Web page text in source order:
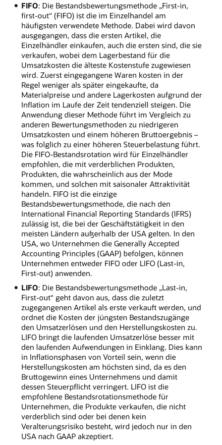
FIFO: Die Bestandsbewertungsmethode „First-in,
first-out“ (FIFO) ist die im Einzelhandel am
häufigsten verwendete Methode. Dabei wird davon
ausgegangen, dass die ersten Artikel, die
Einzelhändler einkaufen, auch die ersten sind, die sie
verkaufen, wobei dem Lagerbestand für die
Umsatzkosten die älteste Kostenstufe zugewiesen
wird. Zuerst eingegangene Waren kosten in der
Regel weniger als später eingekaufte, da
Materialpreise und andere Lagerkosten aufgrund der
Inflation im Laufe der Zeit tendenziell steigen. Die
Anwendung dieser Methode führt im Vergleich zu
anderen Bewertungsmethoden zu niedrigeren
Umsatzkosten und einem höheren Bruttoergebnis –
was folglich zu einer höheren Steuerbelastung führt.
Die FIFO-Bestandsrotation wird für Einzelhändler
empfohlen, die mit verderblichen Produkten,
Produkten, die wahrscheinlich aus der Mode
kommen, und solchen mit saisonaler Attraktivität
handeln. FIFO ist die einzige
Bestandsbewertungsmethode, die nach den
International Financial Reporting Standards (IFRS)
zulässig ist, die bei der Geschäftstätigkeit in den
meisten Ländern außerhalb der USA gelten. In den
USA, wo Unternehmen die Generally Accepted
Accounting Principles (GAAP) befolgen, können
Unternehmen entweder FIFO oder LIFO (Last-in,
First-out) anwenden.
LIFO: Die Bestandsbewertungsmethode „Last-in,
First-out“ geht davon aus, dass die zuletzt
zugegangenen Artikel als erste verkauft werden, und
ordnet die Kosten der jüngsten Bestandszugänge
den Umsatzerlösen und den Herstellungskosten zu.
LIFO bringt die laufenden Umsatzerlöse besser mit
den laufenden Aufwendungen in Einklang. Dies kann
in Inflationsphasen von Vorteil sein, wenn die
Herstellungskosten am höchsten sind, da es den
Bruttogewinn eines Unternehmens und damit
dessen Steuerpflicht verringert. LIFO ist die
empfohlene Bestandsrotationsmethode für
Unternehmen, die Produkte verkaufen, die nicht
verderblich sind oder bei denen kein
Veralterungsrisiko besteht, wird jedoch nur in den
USA nach GAAP akzeptiert.